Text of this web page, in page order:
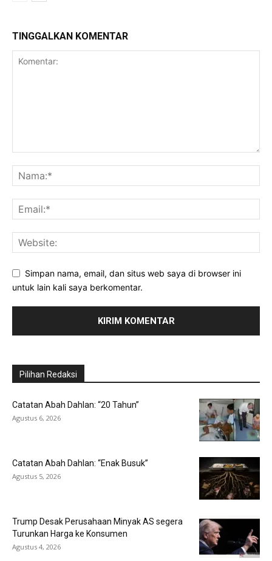
TINGGALKAN KOMENTAR
Simpan nama, email, dan situs web saya di browser ini
untuk lain kali saya berkomentar.
Pilihan Redaksi
Catatan Abah Dahlan: “20 Tahun”
Agustus 6, 2026
Catatan Abah Dahlan: “Enak Busuk”
Agustus 5, 2026
Trump Desak Perusahaan Minyak AS segera
Turunkan Harga ke Konsumen
Agustus 4, 2026